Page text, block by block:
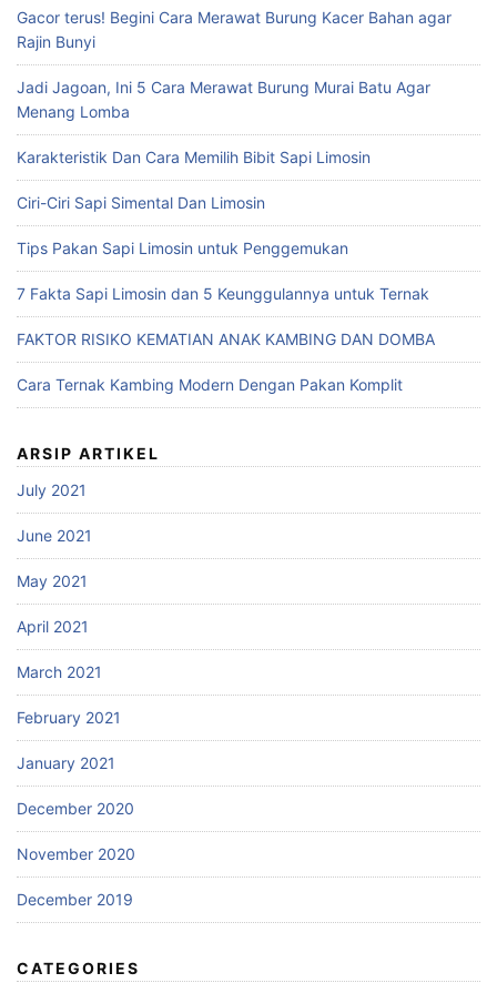
Gacor terus! Begini Cara Merawat Burung Kacer Bahan agar
Rajin Bunyi
Jadi Jagoan, Ini 5 Cara Merawat Burung Murai Batu Agar
Menang Lomba
Karakteristik Dan Cara Memilih Bibit Sapi Limosin
Ciri-Ciri Sapi Simental Dan Limosin
Tips Pakan Sapi Limosin untuk Penggemukan
7 Fakta Sapi Limosin dan 5 Keunggulannya untuk Ternak
FAKTOR RISIKO KEMATIAN ANAK KAMBING DAN DOMBA
Cara Ternak Kambing Modern Dengan Pakan Komplit
ARSIP ARTIKEL
July 2021
June 2021
May 2021
April 2021
March 2021
February 2021
January 2021
December 2020
November 2020
December 2019
CATEGORIES